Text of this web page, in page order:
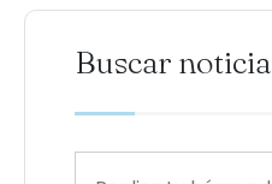
Buscar noticia